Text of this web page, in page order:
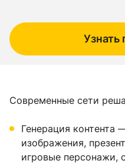
Узнать
Современные сети
Генерация контента
изображения,
игровые персонажи,